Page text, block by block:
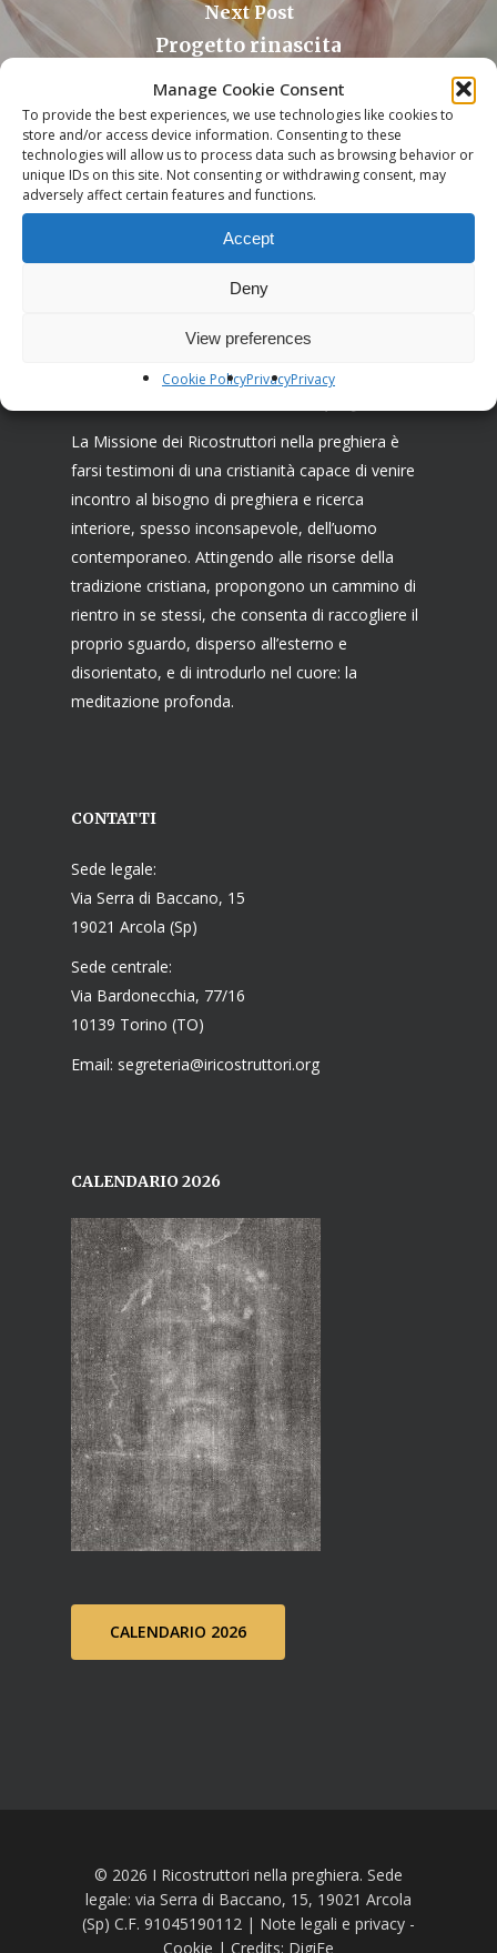
Manage Cookie Consent
To provide the best experiences, we use technologies like cookies to
store and/or access device information. Consenting to these
technologies will allow us to process data such as browsing behavior or
unique IDs on this site. Not consenting or withdrawing consent, may
adversely affect certain features and functions.
Accept
Deny
View preferences
Cookie PolicyPrivacyPrivacy
Next Post
Progetto rinascita
La Missione dei Ricostruttori nella preghiera è
farsi testimoni di una cristianità capace di venire
incontro al bisogno di preghiera e ricerca
interiore, spesso inconsapevole, dell’uomo
contemporaneo. Attingendo alle risorse della
tradizione cristiana, propongono un cammino di
rientro in se stessi, che consenta di raccogliere il
proprio sguardo, disperso all’esterno e
disorientato, e di introdurlo nel cuore: la
meditazione profonda.
CONTATTI
Sede legale:
Via Serra di Baccano, 15
19021 Arcola (Sp)
Sede centrale:
Via Bardonecchia, 77/16
10139 Torino (TO)
Email: segreteria@iricostruttori.org
CALENDARIO 2026
CALENDARIO 2026
© 2026 I Ricostruttori nella preghiera. Sede
legale: via Serra di Baccano, 15, 19021 Arcola
(Sp) C.F. 91045190112 | Note legali e privacy -
Cookie | Credits: DigiFe